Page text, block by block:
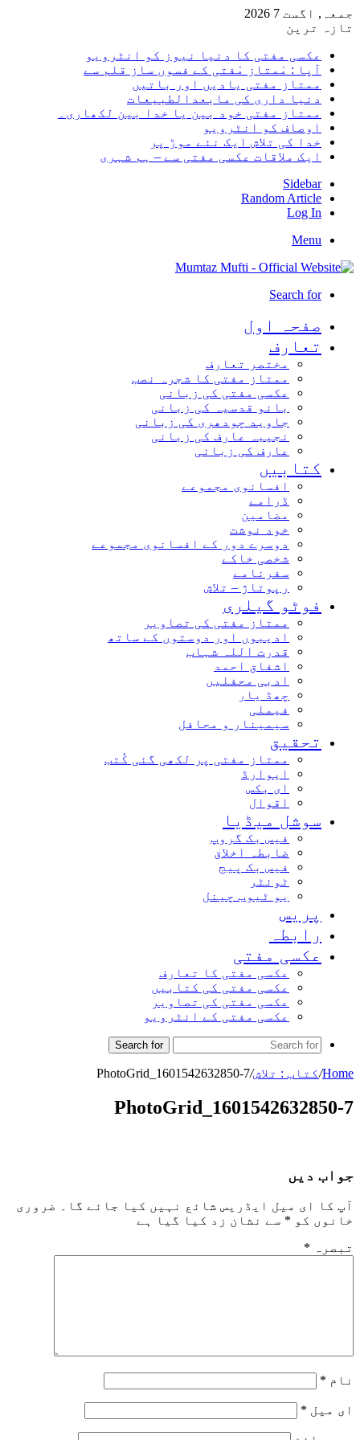
جمعہ, اگست 7 2026
تازہ ترین
عکسی مفتی کا دنیا نیوز کو انٹرویو
آپا : مْمتاز مْفتی کے فسوں ساز قلم سے
ممتاز مفتی یادیں اور باتیں
دنیا داری کی مابعدالطبیعات
ممتاز مفتی خود بین یا خدا بین لکھاری۔
اوصاف کو انٹرویو
خدا کی تلاش ایک نئے موڑ پر
ایک ملاقات عکسی مفتی سے – ہم شہری
Sidebar
Random Article
Log In
Menu
Search for
صفحہ اول
تعارف
مختصر تعارف
ممتاز مفتی کا شجرہ نصب
عکسی مفتی کی زبانی
بانو قدسیہ کی زبانی
جاوید چودھری کی زبانی
نجیبہ عارف کی زبانی
عارف کی زبانی
کتابیں
افسانوی مجموعے
ڈرامے
مضامین
خود نوشت
دوسرے دور کے افسانوی مجموعے
شخصی خاکے
سفرنامے
رپوتاژ – تلاش
فوٹو گیلری
ممتاز مفتی کی تصاویر
ادیبوں اور دوستوں کے ساتھ
قدرت اللہ شہاب
اشفاق احمد
ادبی محفلیں
چھڈ یار
فیملی
سیمینار و محافل
تحقیق
ممتاز مفتی پر لکھی گئی کُتب
ایوارڈ
ای بکس
اقوال
سوشل میڈیا
فیس بک گروپ
ضابطہ اخلاق
فیس بک پیج
ٹوئٹر
یو ٹیوب چینل
پریس
رابطہ
عکسی مفتی
عکسی مفتی کا تعارف
عکسی مفتی کی کتابیں
عکسی مفتی کی تصاویر
عکسی مفتی کے انٹرویو
Search for
Home
/کتاب : تلاش/
PhotoGrid_1601542632850-7
PhotoGrid_1601542632850-7
جواب دیں
آپ کا ای میل ایڈریس شائع نہیں کیا جائے گا۔
ضروری
خانوں کو * سے نشان زد کیا گیا ہے
تبصرہ *
نام *
ای میل *